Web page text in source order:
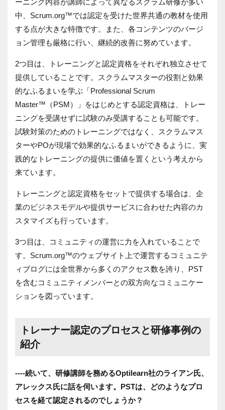
ーニング内容が講師によって異なるスクラム研修が多い
中、Scrum.org™では認定を受けた世界共通の教材を使用
する点が大きな特徴です。また、各コンテンツのバージ
ョン管理も厳格に行い、継続的改善に努めています。
2つ目は、トレーニングと認定資格をそれぞれ独立させて
提供していることです。スクラムマスターの役割と効果
的なふるまいを学ぶ「Professional Scrum
Master™（PSM）」をはじめとする認定資格は、トレー
ニングを受講せずに試験のみ受講することも可能です。
試験対策のためのトレーニングではなく、スクラムマス
ターやPOが現場で効果的なふるまいができるように、実
践的なトレーニングの提供に価値を置くという考えから
来ています。
トレーニングと認定資格をセットで提供する場合は、企
業のビジネスモデルや提供サービスに合わせた内容のカ
スタマイズも行っています。
3つ目は、コミュニティの運営に力を入れていることで
す。Scrum.org™のウェブサイト上で運営するコミュニテ
ィブログには全世界から多くのアクセス数を誇り、PST
を含むコミュニティメンバーとの双方向なコミュニケー
ションを図っています。
トレーナー認定のプロセスと研修事例の
紹介
----続いて、研修講師を務めるOptilearn社のライアン氏、
アレックス氏に話を伺います。 PSTは、どのようなプロ
セスを経て認定されるのでしょうか？